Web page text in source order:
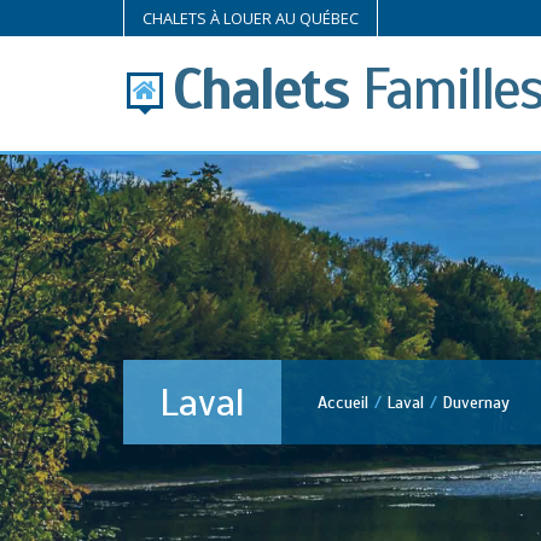
CHALETS À LOUER AU QUÉBEC
Chalets
Laval Accueil Laval Duvernay